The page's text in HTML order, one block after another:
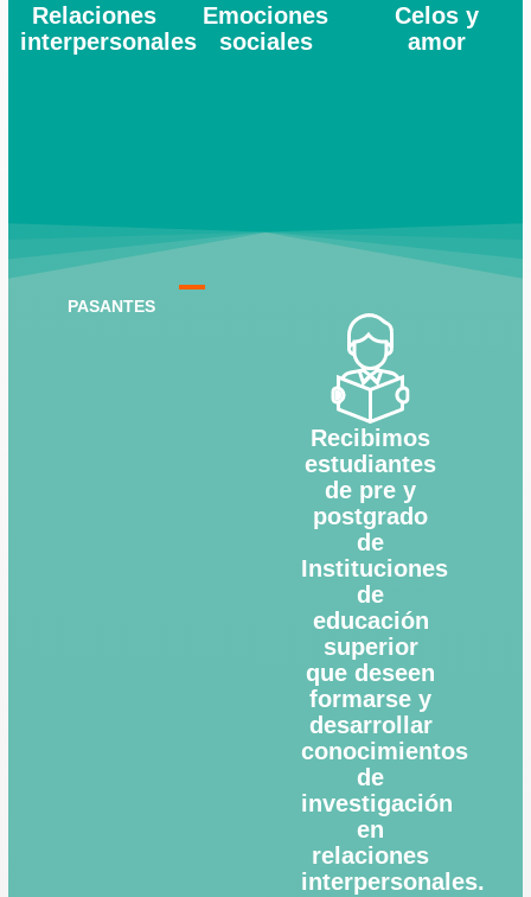
Relaciones
interpersonales
Emociones
sociales
Celos y
amor
PASANTES
Recibimos
estudiantes
de pre y
postgrado
de
Instituciones
de
educación
superior
que deseen
formarse y
desarrollar
conocimientos
de
investigación
en
relaciones
interpersonales.